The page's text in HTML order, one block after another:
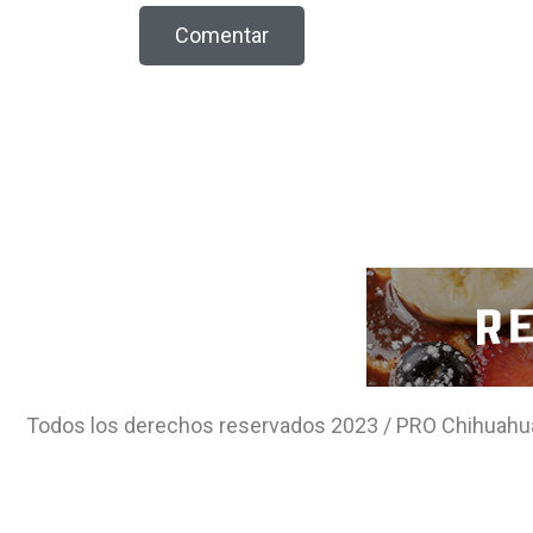
Todos los derechos reservados 2023 / PRO